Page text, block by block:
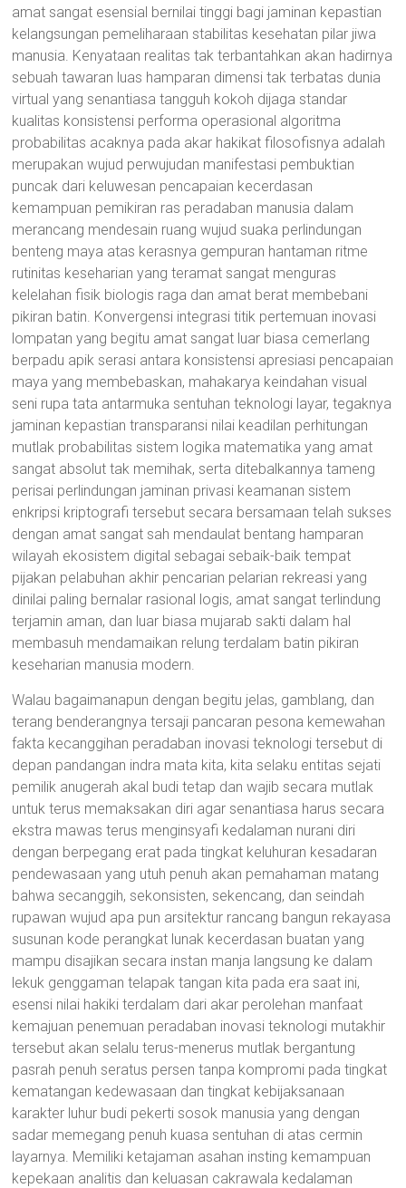
amat sangat esensial bernilai tinggi bagi jaminan kepastian
kelangsungan pemeliharaan stabilitas kesehatan pilar jiwa
manusia. Kenyataan realitas tak terbantahkan akan hadirnya
sebuah tawaran luas hamparan dimensi tak terbatas dunia
virtual yang senantiasa tangguh kokoh dijaga standar
kualitas konsistensi performa operasional algoritma
probabilitas acaknya pada akar hakikat filosofisnya adalah
merupakan wujud perwujudan manifestasi pembuktian
puncak dari keluwesan pencapaian kecerdasan
kemampuan pemikiran ras peradaban manusia dalam
merancang mendesain ruang wujud suaka perlindungan
benteng maya atas kerasnya gempuran hantaman ritme
rutinitas keseharian yang teramat sangat menguras
kelelahan fisik biologis raga dan amat berat membebani
pikiran batin. Konvergensi integrasi titik pertemuan inovasi
lompatan yang begitu amat sangat luar biasa cemerlang
berpadu apik serasi antara konsistensi apresiasi pencapaian
maya yang membebaskan, mahakarya keindahan visual
seni rupa tata antarmuka sentuhan teknologi layar, tegaknya
jaminan kepastian transparansi nilai keadilan perhitungan
mutlak probabilitas sistem logika matematika yang amat
sangat absolut tak memihak, serta ditebalkannya tameng
perisai perlindungan jaminan privasi keamanan sistem
enkripsi kriptografi tersebut secara bersamaan telah sukses
dengan amat sangat sah mendaulat bentang hamparan
wilayah ekosistem digital sebagai sebaik-baik tempat
pijakan pelabuhan akhir pencarian pelarian rekreasi yang
dinilai paling bernalar rasional logis, amat sangat terlindung
terjamin aman, dan luar biasa mujarab sakti dalam hal
membasuh mendamaikan relung terdalam batin pikiran
keseharian manusia modern.
Walau bagaimanapun dengan begitu jelas, gamblang, dan
terang benderangnya tersaji pancaran pesona kemewahan
fakta kecanggihan peradaban inovasi teknologi tersebut di
depan pandangan indra mata kita, kita selaku entitas sejati
pemilik anugerah akal budi tetap dan wajib secara mutlak
untuk terus memaksakan diri agar senantiasa harus secara
ekstra mawas terus menginsyafi kedalaman nurani diri
dengan berpegang erat pada tingkat keluhuran kesadaran
pendewasaan yang utuh penuh akan pemahaman matang
bahwa secanggih, sekonsisten, sekencang, dan seindah
rupawan wujud apa pun arsitektur rancang bangun rekayasa
susunan kode perangkat lunak kecerdasan buatan yang
mampu disajikan secara instan manja langsung ke dalam
lekuk genggaman telapak tangan kita pada era saat ini,
esensi nilai hakiki terdalam dari akar perolehan manfaat
kemajuan penemuan peradaban inovasi teknologi mutakhir
tersebut akan selalu terus-menerus mutlak bergantung
pasrah penuh seratus persen tanpa kompromi pada tingkat
kematangan kedewasaan dan tingkat kebijaksanaan
karakter luhur budi pekerti sosok manusia yang dengan
sadar memegang penuh kuasa sentuhan di atas cermin
layarnya. Memiliki ketajaman asahan insting kemampuan
kepekaan analitis dan keluasan cakrawala kedalaman